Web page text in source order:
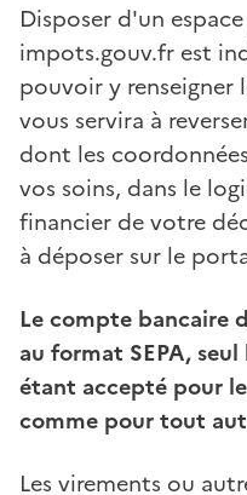
Disposer d'un
impots.gouv.fr est
pouvoir y renseigner
vous servira à
dont les
vos soins, dans le
financier de votre
à déposer sur le
Le compte bancaire
au format SEPA,
étant accepté pour
comme pour tout
Les virements ou